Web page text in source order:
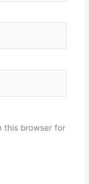
this browser for